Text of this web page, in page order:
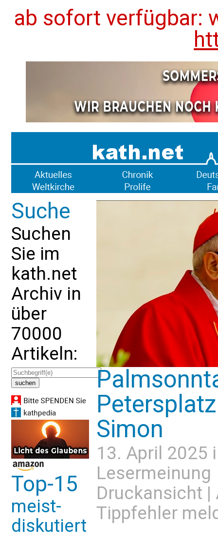
ab sofort verfügbar:
Suche
Suchen
Sie im
kath.net
Archiv in
über
70000
Artikeln:
Top-15
meist-
diskutiert
Simon
13. April 2025
Lesermeinung
Druckansicht |
Tippfehler